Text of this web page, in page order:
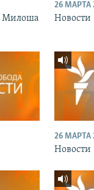
Милоша
26 МАРТА
Новости
26 МАРТА
Новости